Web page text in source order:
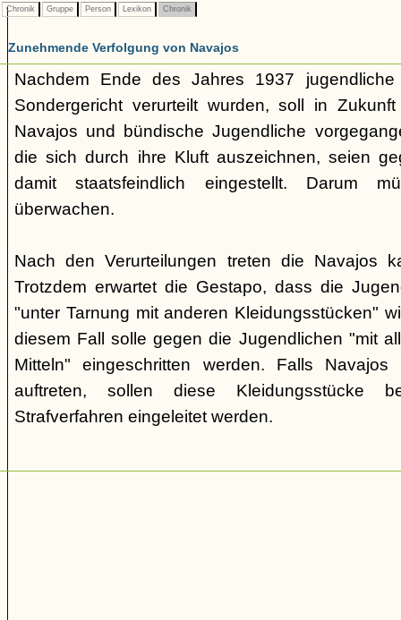
Chronik Gruppe Person Lexikon Chronik
Zunehmende Verfolgung von Navajos
Nachdem Ende des Jahres 1937
Sondergericht verurteilt wurden, soll in
Navajos und bündische Jugendliche
die sich durch ihre Kluft auszeichnen, seien
damit staatsfeindlich eingestellt. Darum
überwachen.
Nach den Verurteilungen treten die Navajos
Trotzdem erwartet die Gestapo, dass die
"unter Tarnung mit anderen Kleidungsstücken"
diesem Fall solle gegen die Jugendlichen "mit
Mitteln" eingeschritten werden. Falls Navajos
auftreten, sollen diese Kleidungsstücke
Strafverfahren eingeleitet werden.